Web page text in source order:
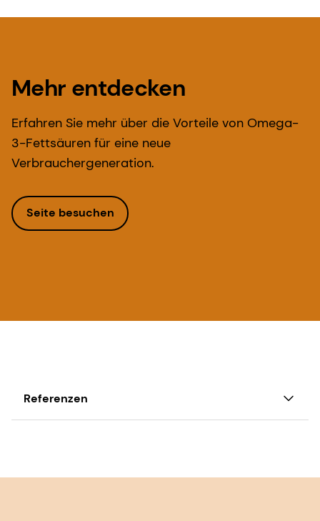
Mehr entdecken
Erfahren Sie mehr über die Vorteile von Omega-
3-Fettsäuren für eine neue
Verbrauchergeneration.
Seite besuchen
Referenzen
kardiovaskulären Ergebnissen und